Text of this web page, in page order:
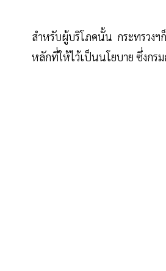
สำหรับผู้บริโภคนั้น กระทรวงฯ
หลักที่ให้ไว้เป็นนโยบาย ซึ่งกร